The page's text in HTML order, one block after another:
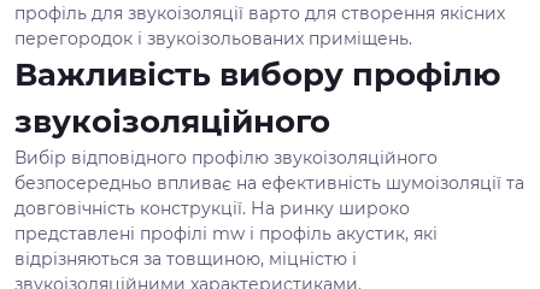
профіль для звукоізоляції варто для створення якісних
перегородок і звукоізольованих приміщень.
Важливість вибору профілю
звукоізоляційного
Вибір відповідного профілю звукоізоляційного
безпосередньо впливає на ефективність шумоізоляції та
довговічність конструкції. На ринку широко
представлені профілі mw і профіль акустик, які
відрізняються за товщиною, міцністю і
звукоізоляційними характеристиками.